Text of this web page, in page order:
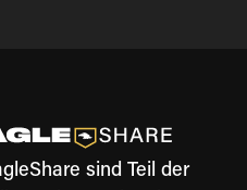
sind Teil der